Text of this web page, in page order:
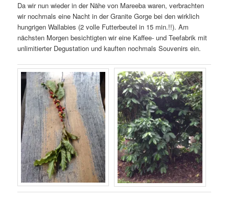
Da wir nun wieder in der Nähe von Mareeba waren, verbrachten
wir nochmals eine Nacht in der Granite Gorge bei den wirklich
hungrigen Wallabies (2 volle Futterbeutel in 15 min.!!). Am
nächsten Morgen besichtigten wir eine Kaffee- und Teefabrik mit
unlimitierter Degustation und kauften nochmals Souvenirs ein.